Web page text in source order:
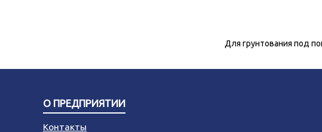
Для грунтования под
О ПРЕДПРИЯТИИ
Контакты